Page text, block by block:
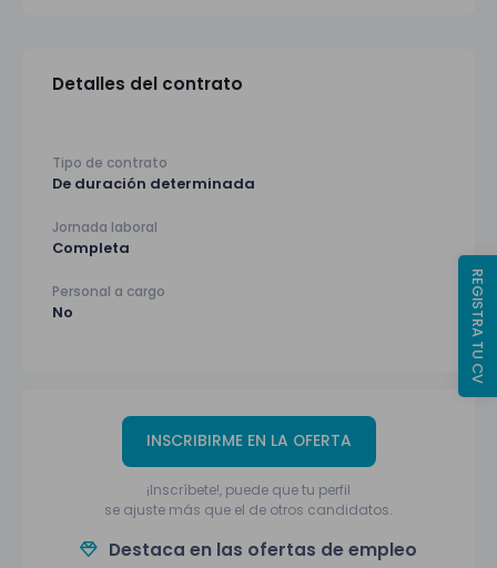
Detalles del contrato
Tipo de contrato
De duración determinada
Jornada laboral
Completa
Personal a cargo
No
INSCRIBIRME EN LA OFERTA
¡Inscríbete!, puede que tu perfil
se ajuste más que el de otros candidatos.
Destaca en las ofertas de empleo
REGISTRA TU CV